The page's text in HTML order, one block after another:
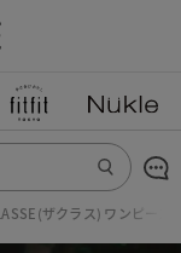
ザクラス) ワンピース